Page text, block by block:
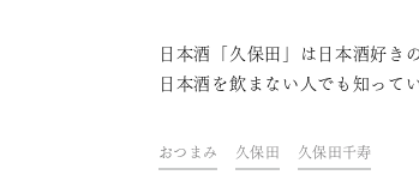
日本酒「久保田」は日本酒好き
日本酒を飲まない人でも知って
れており、それぞれ味わいが異
保田の中でもベストセラー商品
おつまみ 久保田 久保田千寿